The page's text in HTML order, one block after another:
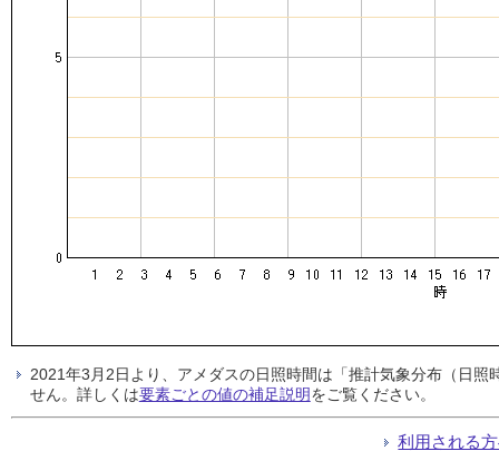
2021年3月2日より、アメダスの日照時間は「推計気象分布（日
せん。詳しくは要素ごとの値の補足説明をご覧ください。
利用される